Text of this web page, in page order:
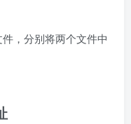
，分别将两个文件中